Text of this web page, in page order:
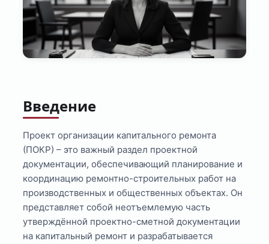
Введение
Проект организации капитального ремонта
(ПОКР) – это важный раздел проектной
документации, обеспечивающий планирование и
координацию ремонтно-строительных работ на
производственных и общественных объектах. Он
представляет собой неотъемлемую часть
утверждённой проектно-сметной документации
на капитальный ремонт и разрабатывается